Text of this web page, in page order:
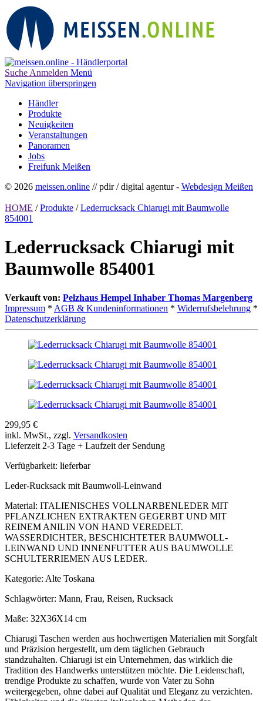
Suche Anmelden Menü
Navigation überspringen
Händler
Produkte
Neuigkeiten
Veranstaltungen
Panoramen
Jobs
Freifunk Meißen
© 2026 meissen.online // pdir / digital agentur - Webdesign Meißen
HOME / Produkte / Lederrucksack Chiarugi mit Baumwolle
854001
Lederrucksack Chiarugi mit
Baumwolle 854001
Verkauft von: Pelzhaus Hempel Inhaber Thomas Margenberg
Impressum * AGB & Kundeninformationen * Widerrufsbelehrung *
Datenschutzerklärung
299,95 €
inkl. MwSt., zzgl. Versandkosten
Lieferzeit 2-3 Tage + Laufzeit der Sendung
Verfügbarkeit: lieferbar
Leder-Rucksack mit Baumwoll-Leinwand
Material: ITALIENISCHES VOLLNARBENLEDER MIT
PFLANZLICHEN EXTRAKTEN GEGERBT UND MIT
REINEM ANILIN VON HAND VEREDELT.
WASSERDICHTER, BESCHICHTETER BAUMWOLL-
LEINWAND UND INNENFUTTER AUS BAUMWOLLE
SCHULTERRIEMEN AUS LEDER.
Kategorie: Alte Toskana
Schlagwörter: Mann, Frau, Reisen, Rucksack
Maße: 32X36X14 cm
Chiarugi Taschen werden aus hochwertigen Materialien mit Sorgfalt
und Präzision hergestellt, um dem täglichen Gebrauch
standzuhalten. Chiarugi ist ein Unternehmen, das wirklich die
Tradition des Handwerks unterstützen möchte. Die Leidenschaft,
trendige Produkte zu schaffen, wurde von Vater zu Sohn
weitergegeben, ohne dabei auf Qualität und Eleganz zu verzichten.